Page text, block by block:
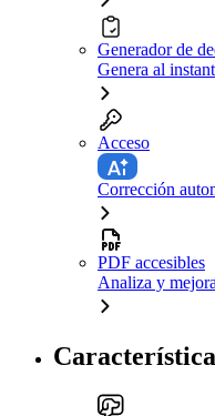
Generador de
Genera al
Acceso
Corrección
PDF accesibles
Analiza y